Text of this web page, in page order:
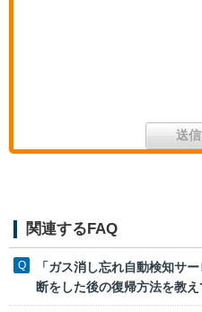
関連するFAQ
「ガス消し忘れ自動検知サ
断をした後の復帰方法を教え